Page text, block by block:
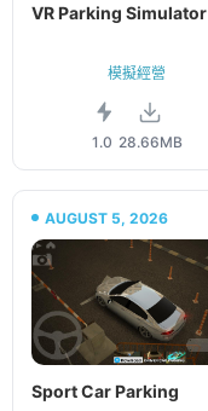
VR Parking Simulator
模擬經營
1.0 28.66MB
AUGUST 5, 2026
Sport Car Parking